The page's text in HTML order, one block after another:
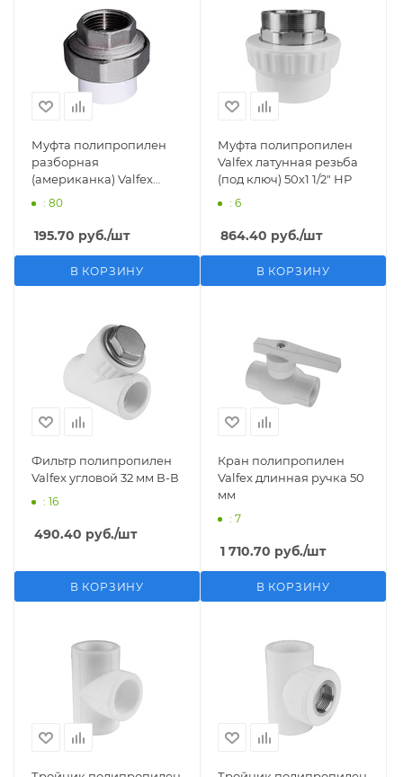
Муфта полипропилен
разборная
(американка) Valfex
20х1/2" ВР
: 80
195.70 руб./шт
В КОРЗИНУ
Муфта полипропилен
Valfex латунная резьба
(под ключ) 50х1 1/2" НР
: 6
864.40 руб./шт
В КОРЗИНУ
Фильтр полипропилен
Valfex угловой 32 мм В-В
: 16
490.40 руб./шт
В КОРЗИНУ
Кран полипропилен
Valfex длинная ручка 50
мм
: 7
1 710.70 руб./шт
В КОРЗИНУ